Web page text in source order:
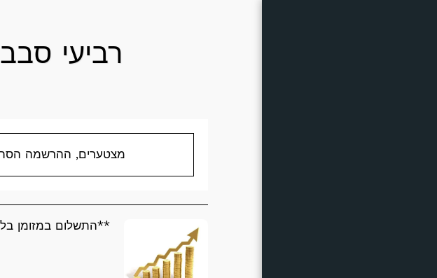
רביעי סבבה -
מצטערים, ההרשמה
**התשלום במזומן